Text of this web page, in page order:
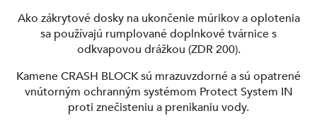
Ako zákrytové dosky na ukončenie múrikov a oplotenia
sa používajú rumplované doplnkové tvárnice s
odkvapovou drážkou (ZDR 200).
Kamene CRASH BLOCK sú mrazuvzdorné a sú opatrené
vnútorným ochranným systémom Protect System IN
proti znečisteniu a prenikaniu vody.